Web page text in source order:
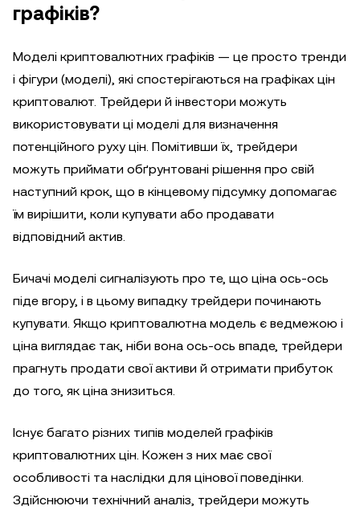
графіків?
Моделі криптовалютних графіків — це просто тренди
і фігури (моделі), які спостерігаються на графіках цін
криптовалют. Трейдери й інвестори можуть
використовувати ці моделі для визначення
потенційного руху цін. Помітивши їх, трейдери
можуть приймати обґрунтовані рішення про свій
наступний крок, що в кінцевому підсумку допомагає
їм вирішити, коли купувати або продавати
відповідний актив.
Бичачі моделі сигналізують про те, що ціна ось-ось
піде вгору, і в цьому випадку трейдери починають
купувати. Якщо криптовалютна модель є ведмежою і
ціна виглядає так, ніби вона ось-ось впаде, трейдери
прагнуть продати свої активи й отримати прибуток
до того, як ціна знизиться.
Існує багато різних типів моделей графіків
криптовалютних цін. Кожен з них має свої
особливості та наслідки для цінової поведінки.
Здійснюючи технічний аналіз, трейдери можуть